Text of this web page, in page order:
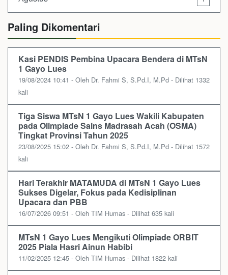
Paling Dikomentari
Kasi PENDIS Pembina Upacara Bendera di MTsN
1 Gayo Lues
19/08/2024 10:41 - Oleh Dr. Fahmi S, S.Pd.I, M.Pd - Dilihat 1332
kali
Tiga Siswa MTsN 1 Gayo Lues Wakili Kabupaten
pada Olimpiade Sains Madrasah Acah (OSMA)
Tingkat Provinsi Tahun 2025
23/08/2025 15:02 - Oleh Dr. Fahmi S, S.Pd.I, M.Pd - Dilihat 1572
kali
Hari Terakhir MATAMUDA di MTsN 1 Gayo Lues
Sukses Digelar, Fokus pada Kedisiplinan
Upacara dan PBB
16/07/2026 09:51 - Oleh TIM Humas - Dilihat 635 kali
MTsN 1 Gayo Lues Mengikuti Olimpiade ORBIT
2025 Piala Hasri Ainun Habibi
11/02/2025 12:45 - Oleh TIM Humas - Dilihat 1822 kali